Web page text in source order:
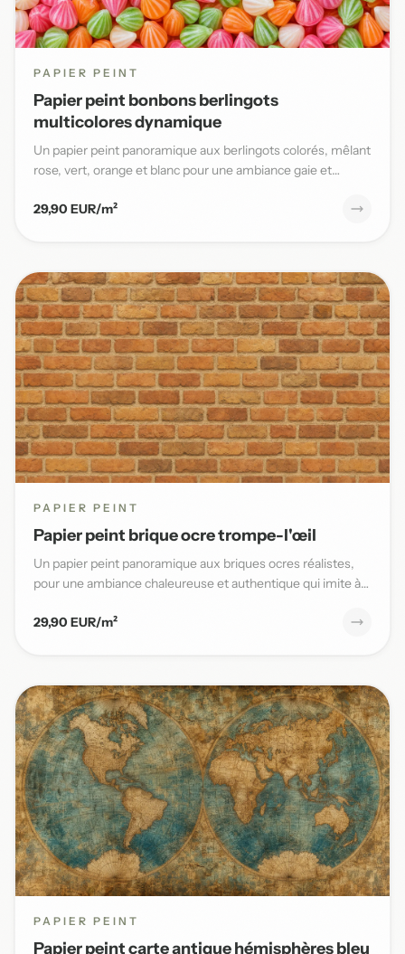
PAPIER PEINT
Papier peint bonbons berlingots
multicolores dynamique
Un papier peint panoramique aux berlingots colorés, mêlant
rose, vert, orange et blanc pour une ambiance gaie et
29,90 EUR/m²
PAPIER PEINT
Papier peint brique ocre trompe-l'œil
Un papier peint panoramique aux briques ocres réalistes,
pour une ambiance chaleureuse et authentique qui imite à
29,90 EUR/m²
PAPIER PEINT
Papier peint carte antique hémisphères bleu